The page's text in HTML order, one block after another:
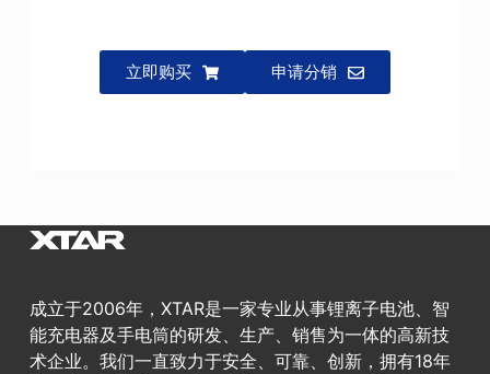
立即购买 申请分销
成立于2006年，XTAR是一家专业从事锂离子电池、智
能充电器及手电筒的研发、生产、销售为一体的高新技
术企业。我们一直致力于安全、可靠、创新，拥有18年